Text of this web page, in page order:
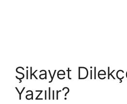
Şikayet
Yazılır?